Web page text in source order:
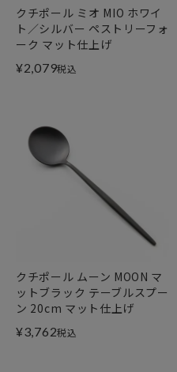
クチポール ミオ MIO ホワイ
ト／シルバー ペストリーフォ
ーク マット仕上げ
¥2,079税込
クチポール ムーン MOON マ
ットブラック テーブルスプー
ン 20cm マット仕上げ
¥3,762税込